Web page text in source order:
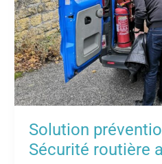
Solution
Sécurité routière
travail